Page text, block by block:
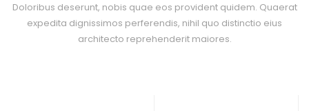
Doloribus deserunt, nobis quae eos provident quidem. Quaerat
expedita dignissimos perferendis, nihil quo distinctio eius
architecto reprehenderit maiores.